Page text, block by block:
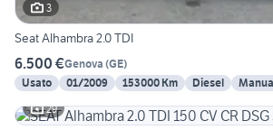
3
Seat Alhambra 2.0 TDI
6.500 €Genova (GE)
Usato
01/2009 153000 Km Diesel
29